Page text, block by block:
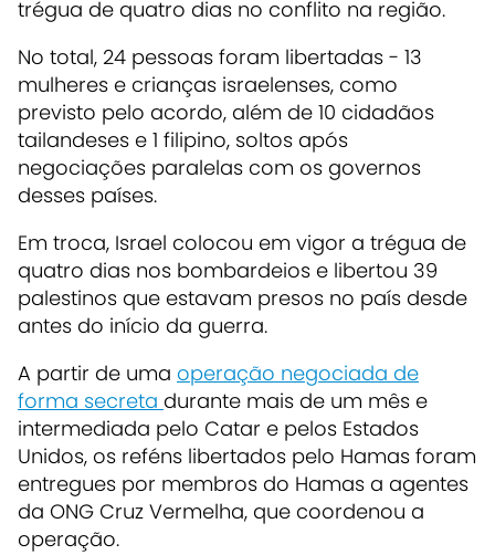
trégua de quatro dias no conflito na região.
No total, 24 pessoas foram libertadas - 13
mulheres e crianças israelenses, como
previsto pelo acordo, além de 10 cidadãos
tailandeses e 1 filipino, soltos após
negociações paralelas com os governos
desses países.
Em troca, Israel colocou em vigor a trégua de
quatro dias nos bombardeios e libertou 39
palestinos que estavam presos no país desde
antes do início da guerra.
A partir de uma operação negociada de
forma secreta durante mais de um mês e
intermediada pelo Catar e pelos Estados
Unidos, os reféns libertados pelo Hamas foram
entregues por membros do Hamas a agentes
da ONG Cruz Vermelha, que coordenou a
operação.